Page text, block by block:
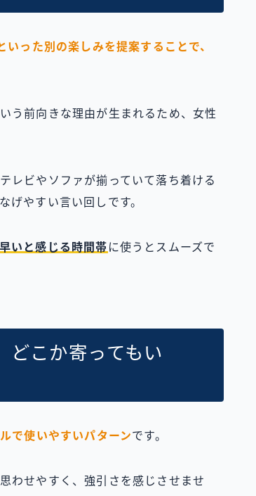
いった別の楽しみを提案することで、
う前向きな理由が生まれるため、女性
レビやソファが揃っていて落ち着ける
げやすい言い回しです。
いと感じる時間帯 に使うとスムーズで
どこか寄ってもい
で使いやすいパターンです。
わせやすく、強引さを感じさせませ